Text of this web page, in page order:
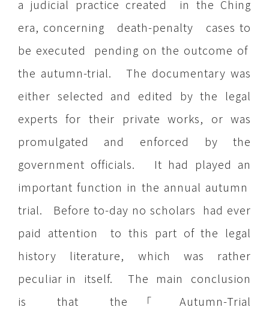
a judicial practice created in the Ching
era, concerning death-penalty cases to
be executed pending on the outcome of
the autumn-trial. The documentary was
either selected and edited by the legal
experts for their private works, or was
promulgated and enforced by the
government officials. It had played an
important function in the annual autumn
trial. Before to-day no scholars had ever
paid attention to this part of the legal
history literature, which was rather
peculiar in itself. The main conclusion
is that the「 Autumn-Trial